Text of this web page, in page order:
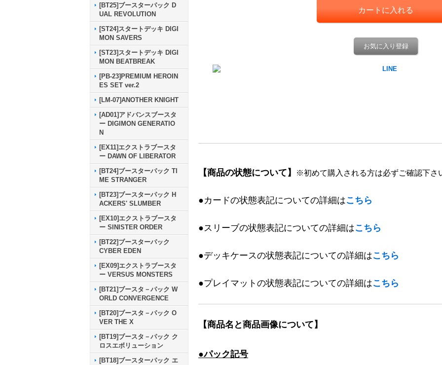
[BT25]ブースターパック D
UAL REVOLUTION
[ST24]スタートデッキ DIGI
MON SAVERS
[ST23]スタートデッキ DIGI
MON BEATBREAK
[PB-23]PREMIUM HEROIN
ES SET ver.2
[LM-07]ANOTHER KNIGHT
[AD01]アドバンスブースタ
ー DIGIMON GENERATIO
N
[EX11]エクストラブースタ
ー DAWN OF LIBERATOR
[BT24]ブースターパック TI
ME STRANGER
[BT23]ブースターパック H
ACKERS' SLUMBER
[EX10]エクストラブースタ
ー SINISTER ORDER
[BT22]ブースターパック
CYBER EDEN
[EX09]エクストラブースタ
ー VERSUS MONSTERS
[BT21]ブースタ－パック W
ORLD CONVERGENCE
[BT20]ブースタ－パック O
VER THE X
[BT19]ブースタ－パック ク
ロスエボリューション
[BT18]ブースターパック エ
お気に入り登録
【商品の状態について】 ※初めて購入される方は必ずご確認下さ
●カードの状態表記についての詳細はこちら
●スリーブの状態表記についての詳細はこちら
●デッキケースの状態表記についての詳細はこちら
●プレイマットの状態表記についての詳細はこちら
【商品名と商品画像について】
●パック記号